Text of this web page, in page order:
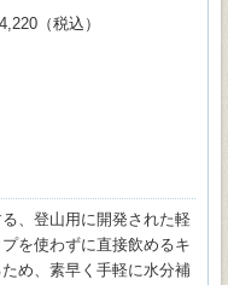
（税込）
、登山用に開発された軽
を使わずに直接飲めるキ
め、素早く手軽に水分補